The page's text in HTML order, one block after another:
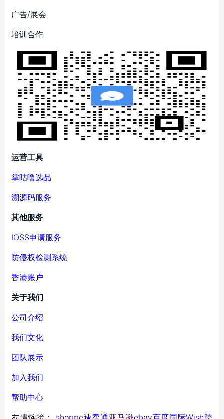
广告/展会
培训合作
运营工具
掌咕噜选品
溯源码服务
其他服务
IOSS申请服务
防侵权检测系统
香港账户
关于我们
公司介绍
我们文化
团队展示
加入我们
帮助中心
友情链接：
shoppe速卖通 亚马逊ebay百度国际Wish跨